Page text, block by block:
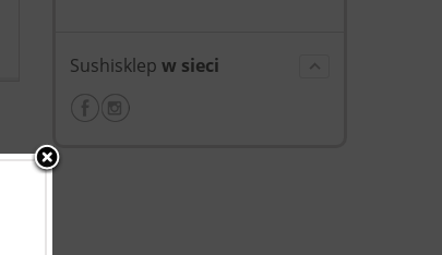
Sushisklep w sieci